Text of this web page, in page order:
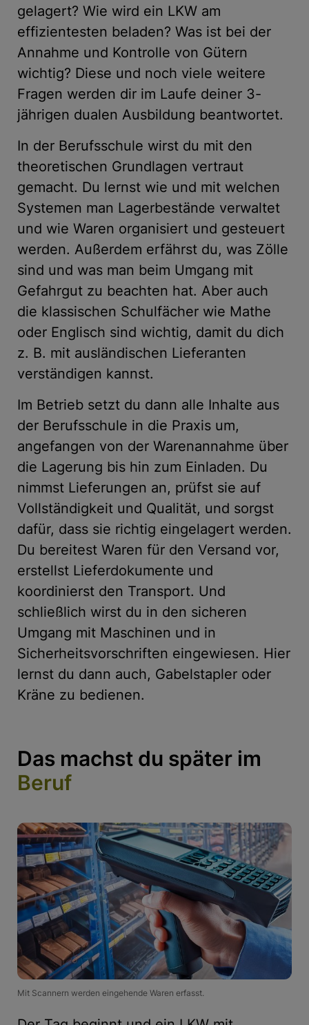
gelagert? Wie wird ein LKW am
effizientesten beladen? Was ist bei der
Annahme und Kontrolle von Gütern
wichtig? Diese und noch viele weitere
Fragen werden dir im Laufe deiner 3-
jährigen dualen Ausbildung beantwortet.
In der Berufsschule wirst du mit den
theoretischen Grundlagen vertraut
gemacht. Du lernst wie und mit welchen
Systemen man Lagerbestände verwaltet
und wie Waren organisiert und gesteuert
werden. Außerdem erfährst du, was Zölle
sind und was man beim Umgang mit
Gefahrgut zu beachten hat. Aber auch
die klassischen Schulfächer wie Mathe
oder Englisch sind wichtig, damit du dich
z. B. mit ausländischen Lieferanten
verständigen kannst.
Im Betrieb setzt du dann alle Inhalte aus
der Berufsschule in die Praxis um,
angefangen von der Warenannahme über
die Lagerung bis hin zum Einladen. Du
nimmst Lieferungen an, prüfst sie auf
Vollständigkeit und Qualität, und sorgst
dafür, dass sie richtig eingelagert werden.
Du bereitest Waren für den Versand vor,
erstellst Lieferdokumente und
koordinierst den Transport. Und
schließlich wirst du in den sicheren
Umgang mit Maschinen und in
Sicherheitsvorschriften eingewiesen. Hier
lernst du dann auch, Gabelstapler oder
Kräne zu bedienen.
Das machst du später im
Beruf
Mit Scannern werden eingehende Waren erfasst.